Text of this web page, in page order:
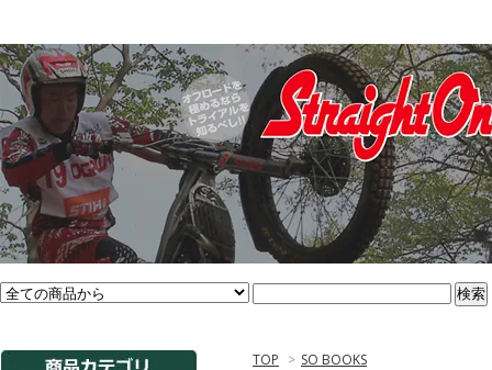
TOP > SO BOOKS